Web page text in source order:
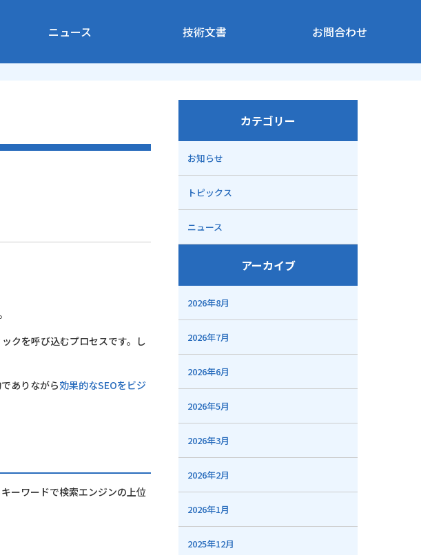
ニュース 技術文書 お問合わせ
クを呼び込むプロセスです。し
ありながら効果的なSEOをビジ
ーワードで検索エンジンの上位
カテゴリー
お知らせ
トピックス
ニュース
アーカイブ
2026年8月
2026年7月
2026年6月
2026年5月
2026年3月
2026年2月
2026年1月
2025年12月